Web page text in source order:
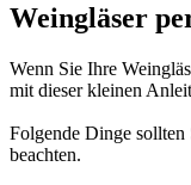
Weingläser
Wenn Sie Ihre
mit dieser kleinen
Folgende Dinge sollten
beachten.